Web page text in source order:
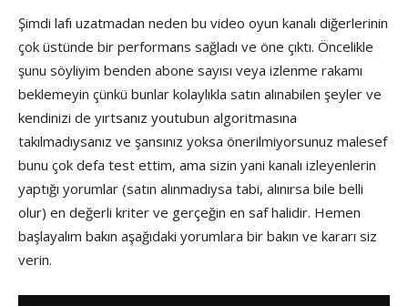
Şimdi lafı uzatmadan neden bu video oyun kanalı diğerlerinin
çok üstünde bir performans sağladı ve öne çıktı. Öncelikle
şunu söyliyim benden abone sayısı veya izlenme rakamı
beklemeyin çünkü bunlar kolaylıkla satın alınabilen şeyler ve
kendinizi de yırtsanız youtubun algoritmasına
takılmadıysanız ve şansınız yoksa önerilmiyorsunuz malesef
bunu çok defa test ettim, ama sizin yani kanalı izleyenlerin
yaptığı yorumlar (satın alınmadıysa tabi, alınırsa bile belli
olur) en değerli kriter ve gerçeğin en saf halidir. Hemen
başlayalım bakın aşağıdaki yorumlara bir bakın ve kararı siz
verin.